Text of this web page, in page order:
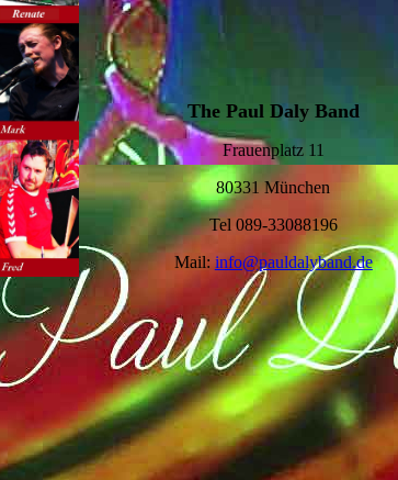
The Paul Daly Band
Frauenplatz 11
80331 München
Tel 089-33088196
Mail: info@pauldalyband.de